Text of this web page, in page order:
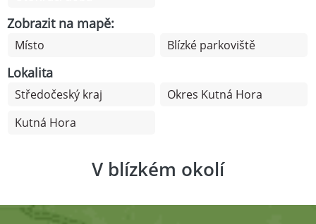
Zobrazit na mapě:
Místo Blízké parkoviště
Lokalita
Středočeský kraj
Okres Kutná Hora
Kutná Hora
V blízkém okolí